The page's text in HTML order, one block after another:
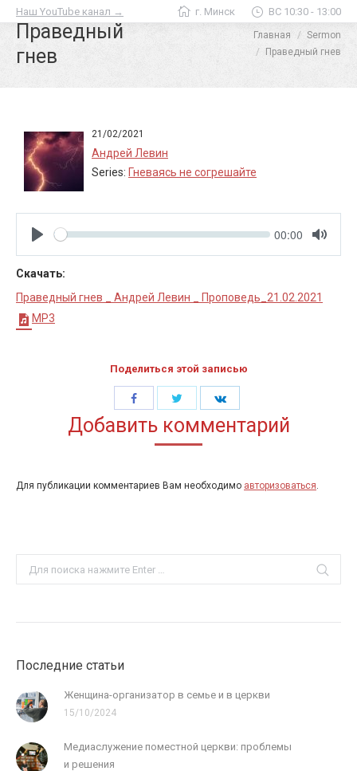
Наш YouTube канал → г. Минск ВС 10:30 - 13:00
Праведный
гнев
Главная
Sermon
Праведный гнев
21/02/2021
Андрей Левин
Series: Гневаясь не согрешайте
Seek Current
00:00
Скачать:
Праведный гнев _ Андрей Левин _ Проповедь_21.02.2021
MP3
Поделиться этой записью
Share
with
Facebook
with
Twitter
Share
with
Добавить комментарий
Для публикации комментариев Вам необходимо авторизоваться.
Последние статьи
Женщина-организатор в семье и в церкви
15/10/2024
Медиаслужение поместной церкви: проблемы
и решения